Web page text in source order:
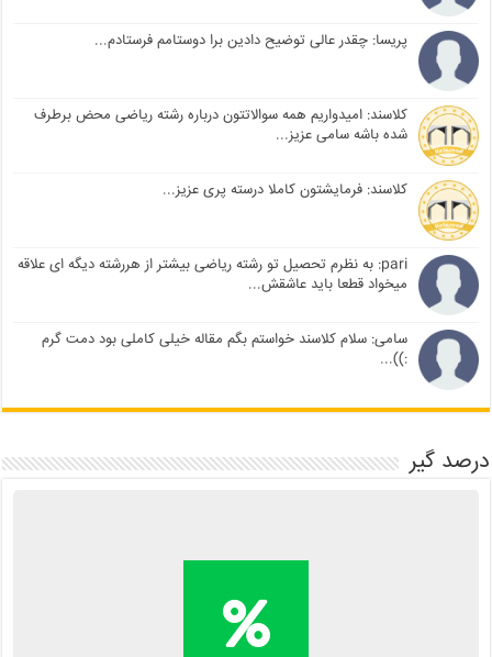
پریسا: چقدر عالی توضیح دادین برا دوستامم فرستادم...
کلاسند: امیدواریم همه سوالاتتون درباره رشته ریاضی محض برطرف
شده باشه سامی عزیز...
کلاسند: فرمایشتون کاملا درسته پری عزیز...
pari: به نظرم تحصیل تو رشته ریاضی بیشتر از هررشته دیگه ای علاقه
میخواد قطعا باید عاشقش...
سامی: سلام کلاسند خواستم بگم مقاله خیلی کاملی بود دمت گرم
:))...
درصد گیر
محاسبه آنلاین درصد یا دانلود
اپلیکیشن درصد گیر